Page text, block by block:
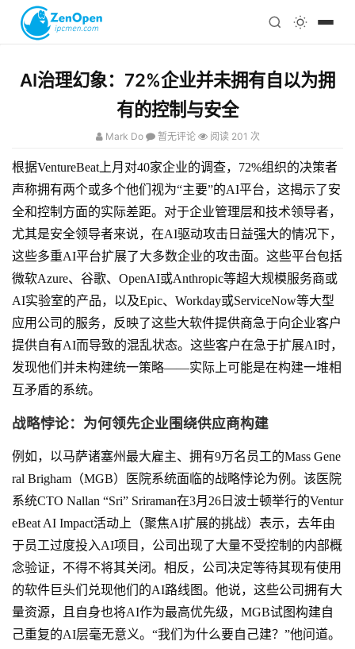
科技
心理
注册
AI治理幻象：72%企业并未拥有自以为拥
有的控制与安全
Mark Do 暂无评论 阅读 201 次
根据VentureBeat上月对40家企业的调查，72%组织的决策者
声称拥有两个或多个他们视为“主要”的AI平台，这揭示了安
全和控制方面的实际差距。对于企业管理层和技术领导者，
尤其是安全领导者来说，在AI驱动攻击日益强大的情况下，
这些多重AI平台扩展了大多数企业的攻击面。这些平台包括
微软Azure、谷歌、OpenAI或Anthropic等超大规模服务商或
AI实验室的产品，以及Epic、Workday或ServiceNow等大型
应用公司的服务，反映了这些大软件提供商急于向企业客户
提供自有AI而导致的混乱状态。这些客户在急于扩展AI时，
发现他们并未构建统一策略——实际上可能是在构建一堆相
互矛盾的系统。
战略悖论：为何领先企业围绕供应商构建
例如，以马萨诸塞州最大雇主、拥有9万名员工的Mass Gene
ral Brigham（MGB）医院系统面临的战略悖论为例。该医院
系统CTO Nallan “Sri” Sriraman在3月26日波士顿举行的Ventur
eBeat AI Impact活动上（聚焦AI扩展的挑战）表示，去年由
于员工过度投入AI项目，公司出现了大量不受控制的内部概
念验证，不得不将其关闭。相反，公司决定等待其现有使用
的软件巨头们兑现他们的AI路线图。他说，这些公司拥有大
量资源，且自身也将AI作为最高优先级，MGB试图构建自
己重复的AI层毫无意义。“我们为什么要自己建？”他问道。